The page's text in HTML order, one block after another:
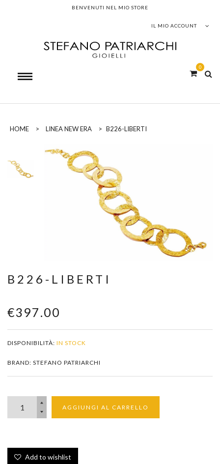
BENVENUTI NEL MIO STORE
IL MIO ACCOUNT
0
HOME > LINEA NEW ERA > B226-LIBERTI
Zoom
B226-LIBERTI
€397.00
DISPONIBILITÀ: IN STOCK
BRAND: STEFANO PATRIARCHI
AGGIUNGI AL CARRELLO
Add to wishlist